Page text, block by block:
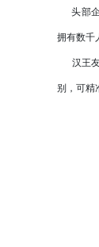
头部企
拥有数千
汉王友
别，可精